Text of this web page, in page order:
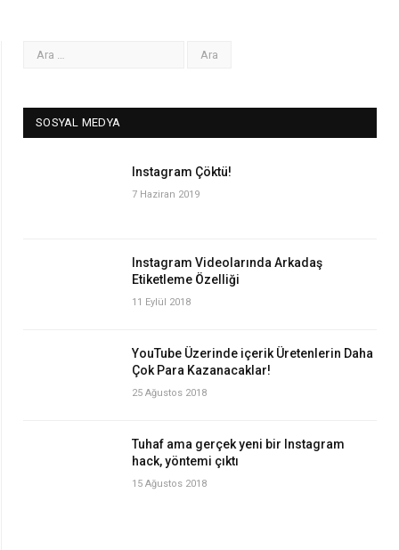
SOSYAL MEDYA
Instagram Çöktü!
7 Haziran 2019
Instagram Videolarında Arkadaş
Etiketleme Özelliği
11 Eylül 2018
YouTube Üzerinde içerik Üretenlerin Daha
Çok Para Kazanacaklar!
25 Ağustos 2018
Tuhaf ama gerçek yeni bir Instagram
hack, yöntemi çıktı
15 Ağustos 2018